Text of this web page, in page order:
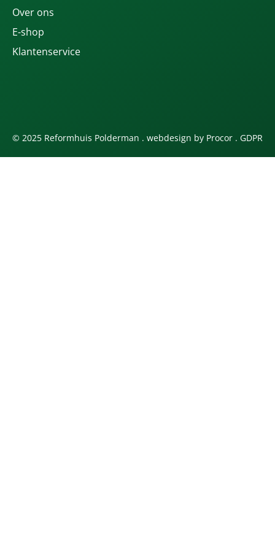
Over ons
E-shop
Klantenservice
© 2025 Reformhuis Polderman . webdesign by Procor . GDPR